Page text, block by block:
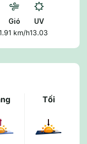
Gió
km/h
UV
13.03
Tối